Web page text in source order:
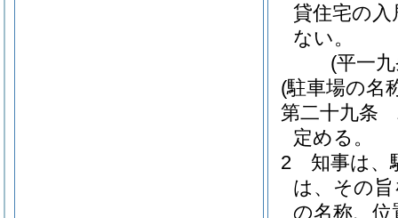
貸住宅の
ない。
(平一
(駐車場の名
第二十九条
定める。
2
知事は、
は、その
の名称、